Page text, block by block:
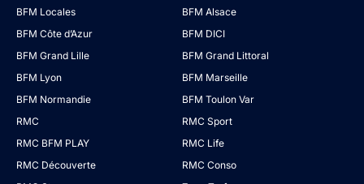
BFM Locales
BFM Alsace
BFM Côte d’Azur
BFM DICI
BFM Grand Lille
BFM Grand Littoral
BFM Lyon
BFM Marseille
BFM Normandie
BFM Toulon Var
RMC
RMC Sport
RMC BFM PLAY
RMC Life
RMC Découverte
RMC Conso